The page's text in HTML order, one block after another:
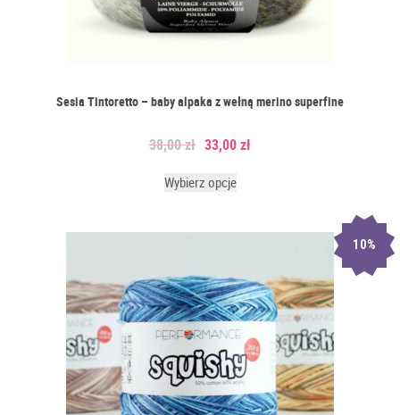
Sesia Tintoretto – baby alpaka z wełną merino superfine
38,00zł 33,00zł
Wybierz opcje
10%